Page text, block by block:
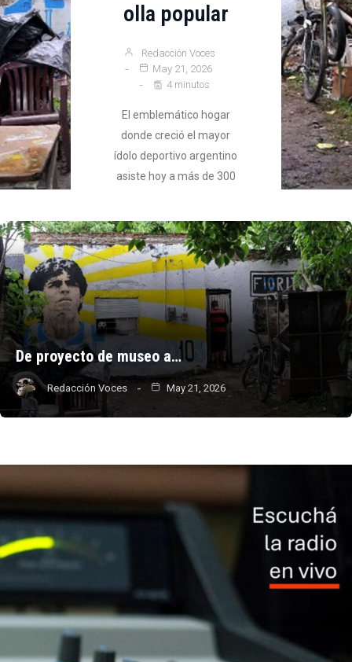
olla popular
Redacción Voces
May 21, 2026
4 minutos
El emblemático hogar
donde creció el mayor
ídolo deportivo argentino
asiste hoy a más de 300
social, los vecinos
transformaron el espacio
histórico en un comedor
comunitario.
De proyecto de museo a…
Redacción Voces May 21, 2026